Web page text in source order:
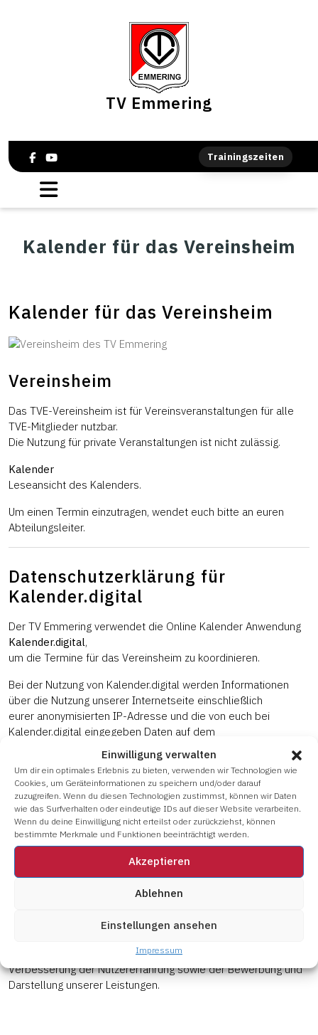
Einwilligung verwalten
Um dir ein optimales Erlebnis zu bieten, verwenden wir Technologien wie
Cookies, um Geräteinformationen zu speichern und/oder darauf
zuzugreifen. Wenn du diesen Technologien zustimmst, können wir Daten
wie das Surfverhalten oder eindeutige IDs auf dieser Website verarbeiten.
Wenn du deine Einwilligung nicht erteilst oder zurückziehst, können
bestimmte Merkmale und Funktionen beeinträchtigt werden.
Akzeptieren
Ablehnen
Einstellungen ansehen
Impressum
TV Emmering
Trainingszeiten
Kalender für das Vereinsheim
Kalender für das Vereinsheim
Vereinsheim
Das TVE-Vereinsheim ist für Vereinsveranstaltungen für alle
TVE-Mitglieder nutzbar.
Die Nutzung für private Veranstaltungen ist nicht zulässig.
Kalender
Leseansicht des Kalenders.
Um einen Termin einzutragen, wendet euch bitte an euren
Abteilungsleiter.
Datenschutzerklärung für
Kalender.digital
Der TV Emmering verwendet die Online Kalender Anwendung
Kalender.digital,
um die Termine für das Vereinsheim zu koordinieren.
Bei der Nutzung von Kalender.digital werden Informationen
über die Nutzung unserer Internetseite einschließlich
eurer anonymisierten IP-Adresse und die von euch bei
Kalender.digital eingegeben Daten auf dem
Kalender.digital-Server gespeichert.
Ihr könnt eine solche Datenübertragung jedoch verhindern,
wenn ihr in eurem Browser
JavaScriptdeaktiviert. In diesem Fall können jedoch keine
Termine angezeigt werden.
Weitere Informationen darüber, wie Kalender.digital eure Daten
verwendet, findet ihr unter:
https://kalender.digital/c/privacy
Rechtsgrundlage ist Artikel 6 Absatz 1 Satz 1 f) Datenschutz-
der Wahrung unseres berechtigten Interesses an der
Verbesserung der Nutzererfahrung sowie der Bewerbung und
Darstellung unserer Leistungen.